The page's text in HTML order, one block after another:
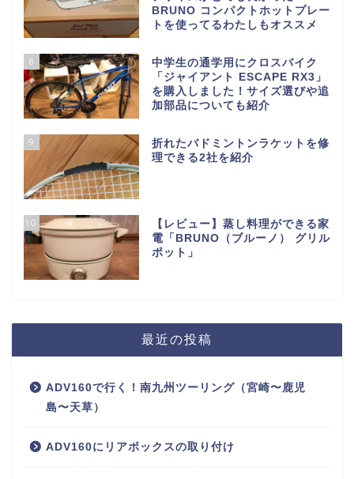
BRUNO コンパクトホットプレー
トを使ってるわたしもオススメ
8
中学生の通学用にクロスバイク
「ジャイアント ESCAPE RX3」
を購入しました！サイズ選びや追
加部品についても紹介
9
折れたバドミントンラケットを修
理できる2社を紹介
10
【レビュー】蒸し料理ができる家
電「BRUNO（ブルーノ） グリル
ポット」
最近の投稿
ADV160で行く！南九州ツーリング（宮崎〜鹿児
島〜天草）
ADV160にリアボックスの取り付け